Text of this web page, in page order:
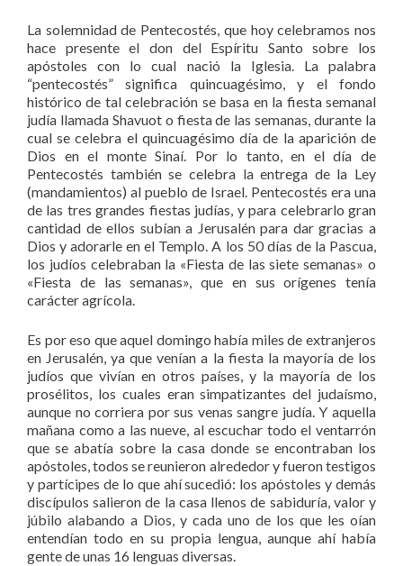
La solemnidad de Pentecostés, que hoy celebramos nos
hace presente el don del Espíritu Santo sobre los
apóstoles con lo cual nació la Iglesia. La palabra
“pentecostés” significa quincuagésimo, y el fondo
histórico de tal celebración se basa en la fiesta semanal
judía llamada Shavuot o fiesta de las semanas, durante la
cual se celebra el quincuagésimo día de la aparición de
Dios en el monte Sinaí. Por lo tanto, en el día de
Pentecostés también se celebra la entrega de la Ley
(mandamientos) al pueblo de Israel. Pentecostés era una
de las tres grandes fiestas judías, y para celebrarlo gran
cantidad de ellos subían a Jerusalén para dar gracias a
Dios y adorarle en el Templo. A los 50 días de la Pascua,
los judíos celebraban la «Fiesta de las siete semanas» o
«Fiesta de las semanas», que en sus orígenes tenía
carácter agrícola.
Es por eso que aquel domingo había miles de extranjeros
en Jerusalén, ya que venían a la fiesta la mayoría de los
judíos que vivían en otros países, y la mayoría de los
prosélitos, los cuales eran simpatizantes del judaísmo,
aunque no corriera por sus venas sangre judía. Y aquella
mañana como a las nueve, al escuchar todo el ventarrón
que se abatía sobre la casa donde se encontraban los
apóstoles, todos se reunieron alrededor y fueron testigos
y partícipes de lo que ahí sucedió: los apóstoles y demás
discípulos salieron de la casa llenos de sabiduría, valor y
júbilo alabando a Dios, y cada uno de los que les oían
entendían todo en su propia lengua, aunque ahí había
gente de unas 16 lenguas diversas.